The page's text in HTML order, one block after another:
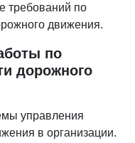
требований по
движения.
по
дорожного
управления
в организации.